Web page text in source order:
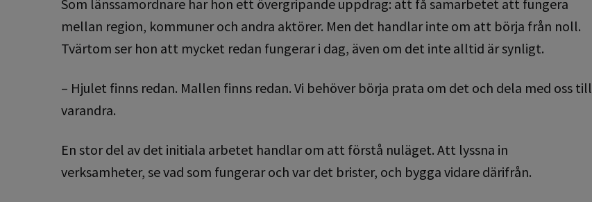
Som länssamordnare har hon ett övergripande uppdrag: att få samarbetet att fungera
mellan region, kommuner och andra aktörer. Men det handlar inte om att börja från noll.
Tvärtom ser hon att mycket redan fungerar i dag, även om det inte alltid är synligt.
– Hjulet finns redan. Mallen finns redan. Vi behöver börja prata om det och dela med oss till
varandra.
En stor del av det initiala arbetet handlar om att förstå nuläget. Att lyssna in
verksamheter, se vad som fungerar och var det brister, och bygga vidare därifrån.